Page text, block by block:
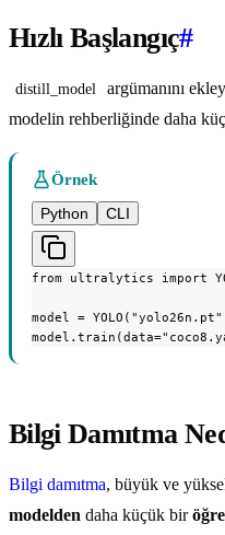
Hızlı Başlangıç#
distill_model
argümanını
modelin rehberliğinde daha
Örnek
Python
CLI
from ultralytics import
model =
Bilgi Damıtma
Bilgi damıtma, büyük ve
modelden daha küçük bir